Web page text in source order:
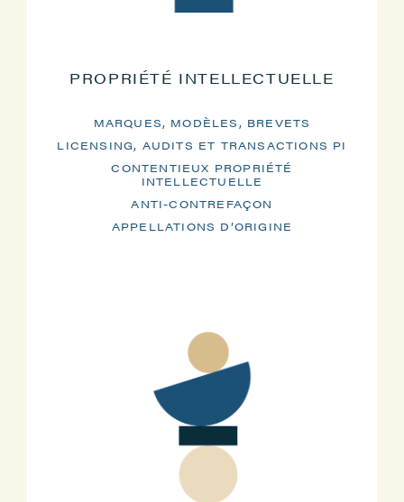
PROPRIÉTÉ INTELLECTUELLE
MARQUES, MODÈLES, BREVETS
LICENSING, AUDITS ET TRANSACTIONS PI
CONTENTIEUX PROPRIÉTÉ
INTELLECTUELLE
ANTI-CONTREFAÇON
APPELLATIONS D’ORIGINE